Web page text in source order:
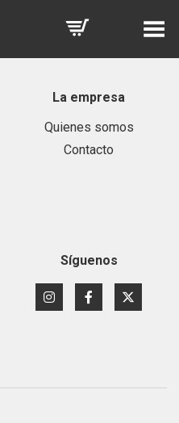
Toggle Menu
La empresa
Quienes somos
Contacto
Síguenos